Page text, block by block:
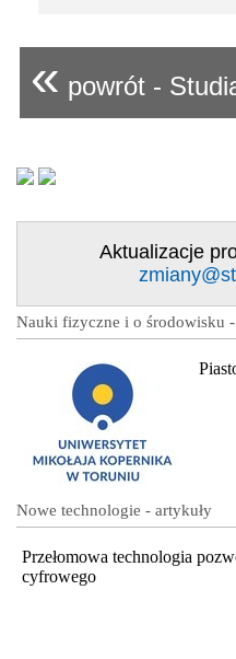
« powrót -
Aktualizacje
Nauki fizyczne i o środowisku
Nowe technologie - artykuły
Przełomowa technologia
cyfrowego